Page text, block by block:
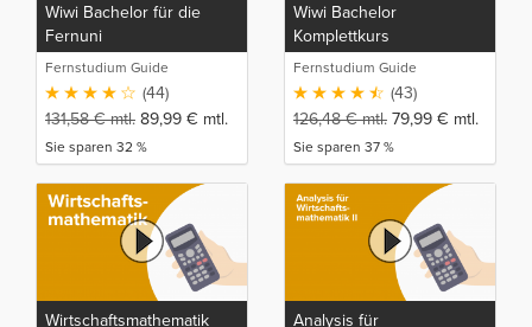
Wiwi Bachelor für die
Fernuni
Fernstudium Guide
(44)
131,58€mtl. 89,99 € mtl.
Sie sparen 32 %
Wiwi Bachelor
Komplettkurs
Fernstudium Guide
(43)
126,48€mtl. 79,99 € mtl.
Sie sparen 37 %
Wirtschaftsmathematik
Analysis für